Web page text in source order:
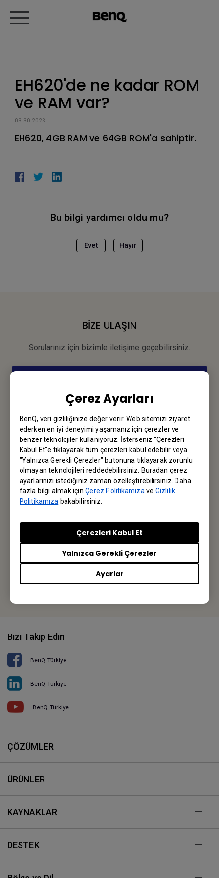
Çerez Ayarları
BenQ, veri gizliliğinize değer verir. Web sitemizi ziyaret
ederken en iyi deneyimi yaşamanız için çerezler ve
benzer teknolojiler kullanıyoruz. İsterseniz "Çerezleri
Kabul Et"e tıklayarak tüm çerezleri kabul edebilir veya
"Yalnızca Gerekli Çerezler" butonuna tıklayarak zorunlu
olmayan teknolojileri reddedebilirsiniz. Buradan çerez
ayarlarınızı istediğiniz zaman özelleştirebilirsiniz. Daha
fazla bilgi almak içinÇerez Politikamıza veGizlilik
Politikamıza bakabilirsiniz.
Ayarlar
Yalnızca Gerekli Çerezler
Çerezleri Kabul Et
EH620'de ne kadar ROM
ve RAM var?
03-30-2023
EH620, 4GB RAM ve 64GB ROM'a sahiptir.
Bu bilgi yardımcı oldu mu?
Evet Hayır
BİZE ULAŞIN
Sorularınız için bizimle iletişime geçebilirsiniz.
Bültene kayıt olun
İlk siz haberdar olun.
Abone olun
BenQ Türkiye
BenQ Turkiye
İstanbul / Turkey
Veya yerel ofisi bulun
Bizi Takip Edin
BenQ Türkiye
BenQ Türkiye
BenQ Türkiye
ÇÖZÜMLER
ÜRÜNLER
KAYNAKLAR
DESTEK